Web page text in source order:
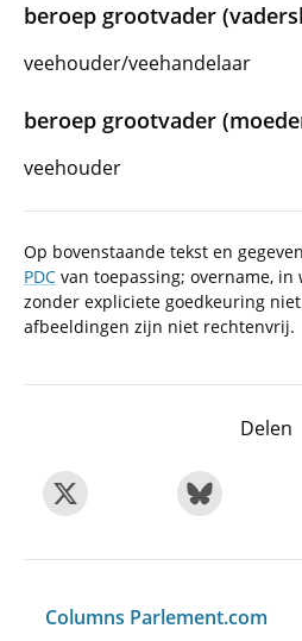
beroep grootvader
veehouder/veehandelaar
beroep grootvader
veehouder
Op bovenstaande tekst en
PDC van toepassing; overname, in
zonder expliciete goedkeuring
afbeeldingen zijn niet rechtenvrij.
Delen
Columns Parlement.com